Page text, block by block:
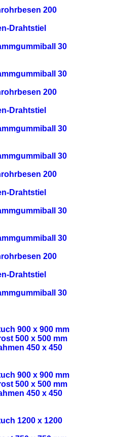
200
Drahtstiel
30
30
200
Drahtstiel
30
30
200
Drahtstiel
30
30
200
Drahtstiel
30
900 x 900 mm
500 x 500 mm
450 x 450
900 x 900 mm
500 x 500 mm
450 x 450
1200 x 1200